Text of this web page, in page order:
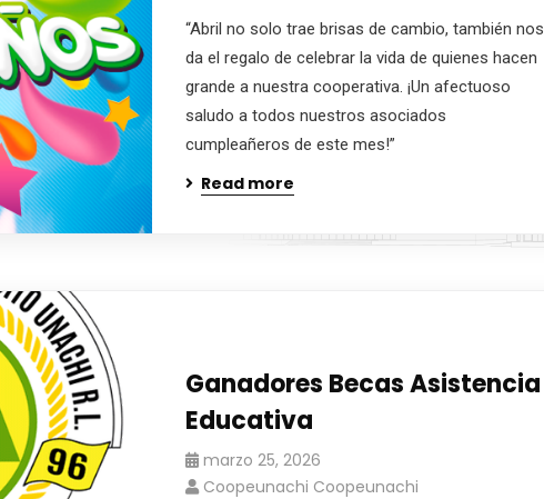
“Abril no solo trae brisas de cambio, también nos
da el regalo de celebrar la vida de quienes hacen
grande a nuestra cooperativa. ¡Un afectuoso
saludo a todos nuestros asociados
cumpleañeros de este mes!”
Read more
Ganadores Becas Asistencia
Educativa
marzo 25, 2026
Coopeunachi Coopeunachi